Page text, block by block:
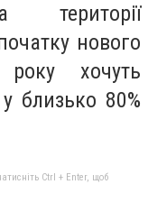
нового
року хочуть
близько 80%
Ctrl + Enter, щоб